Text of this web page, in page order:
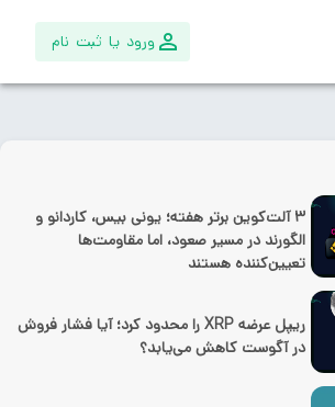
ورود یا ثبت نام
۳ آلت‌کوین برتر هفته؛ یونی بیس، کاردانو و
الگورند در مسیر صعود، اما مقاومت‌ها
تعیین‌کننده هستند
ریپل عرضه XRP را محدود کرد؛ آیا فشار فروش
در آگوست کاهش می‌یابد؟